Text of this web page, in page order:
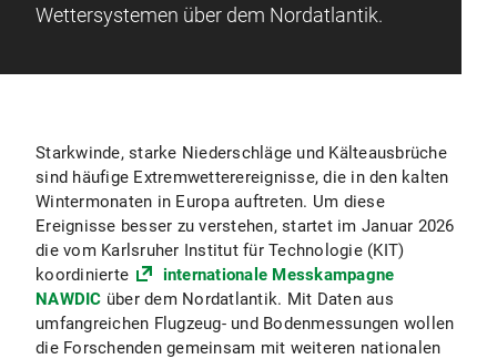
Wettersystemen über dem Nordatlantik.
Starkwinde, starke Niederschläge und Kälteausbrüche
sind häufige Extremwetterereignisse, die in den kalten
Wintermonaten in Europa auftreten. Um diese
Ereignisse besser zu verstehen, startet im Januar 2026
die vom Karlsruher Institut für Technologie (KIT)
koordinierte
internationale Messkampagne
NAWDIC über dem Nordatlantik. Mit Daten aus
umfangreichen Flugzeug- und Bodenmessungen wollen
die Forschenden gemeinsam mit weiteren nationalen